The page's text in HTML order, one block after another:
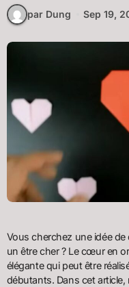
par Dung Sep 19,
Vous cherchez une idée de cadeau personnalisé et touchant pour
un être cher ? Le cœur en
élégante qui peut être
débutants. Dans cet